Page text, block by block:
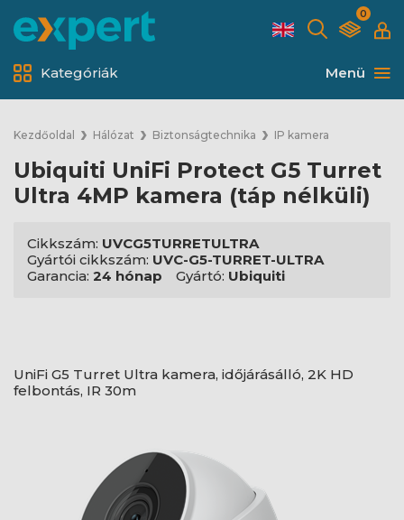
0
Menü
Kategóriák
Kezdőoldal Hálózat Biztonságtechnika IP kamera
Ubiquiti UniFi Protect G5 Turret
Ultra 4MP kamera (táp nélküli)
Cikkszám: UVCG5TURRETULTRA
Gyártói cikkszám: UVC-G5-TURRET-ULTRA
Garancia: 24 hónap Gyártó: Ubiquiti
UniFi G5 Turret Ultra kamera, időjárásálló, 2K HD
felbontás, IR 30m